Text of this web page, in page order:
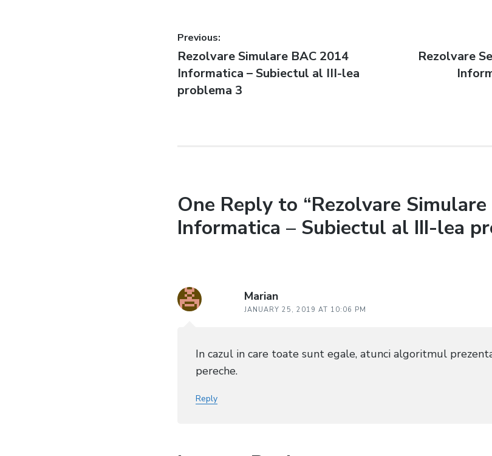
Post
navigation
Previous:
Previous
post:
Rezolvare Simulare BAC 2014
Informatica – Subiectul al III-lea
problema 3
Next
Rezolvare
One Reply to “Rezolvare
Informatica – Subiectul al III-lea
Marian
JANUARY 25, 2019 AT 10:06 PM
In cazul in care toate sunt egale, atunci algoritmul
pereche.
Reply